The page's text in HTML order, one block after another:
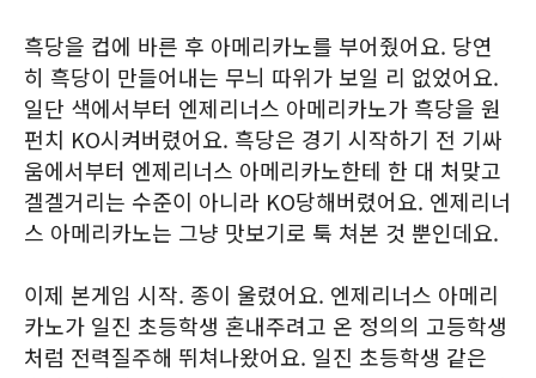
흑당을 컵에 바른 후 아메리카노를 부어줬어요. 당연
히 흑당이 만들어내는 무늬 따위가 보일 리 없었어요.
일단 색에서부터 엔제리너스 아메리카노가 흑당을 원
펀치 KO시켜버렸어요. 흑당은 경기 시작하기 전 기싸
움에서부터 엔제리너스 아메리카노한테 한 대 처맞고
겔겔거리는 수준이 아니라 KO당해버렸어요. 엔제리너
스 아메리카노는 그냥 맛보기로 툭 쳐본 것 뿐인데요.
이제 본게임 시작. 종이 울렸어요. 엔제리너스 아메리
카노가 일진 초등학생 혼내주려고 온 정의의 고등학생
처럼 전력질주해 뛰쳐나왔어요. 일진 초등학생 같은